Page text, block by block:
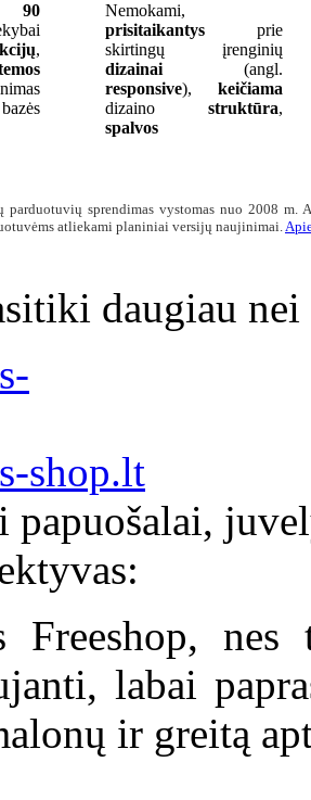
90
,
Nemokami,
prisitaikantys prie
skirtingų įrenginių
dizainai (angl.
responsive), keičiama
dizaino struktūra,
spalvos
parduotuvių sprendimas vystomas nuo 2008 m.
atliekami planiniai versijų naujinimai.
daugiau
shop.lt
papuošalai,
Freeshop,
labai
ir greitą